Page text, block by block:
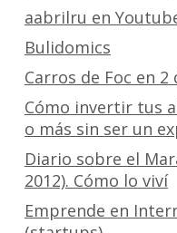
aabrilru en
Bulidomics
Carros de Foc en 2
Cómo invertir tus
o más sin ser un
Diario sobre el
2012). Cómo lo viví
Emprende en